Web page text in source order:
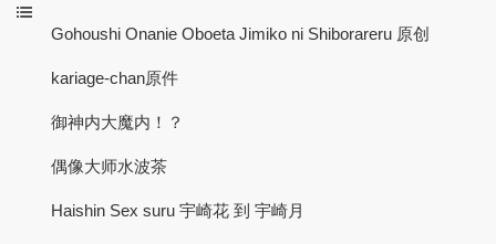
Gohoushi Onanie Oboeta Jimiko ni Shiborareru 原创
kariage-chan原件
御神内大魔内！？
偶像大师水波茶
Haishin Sex suru 宇崎花 到 宇崎月